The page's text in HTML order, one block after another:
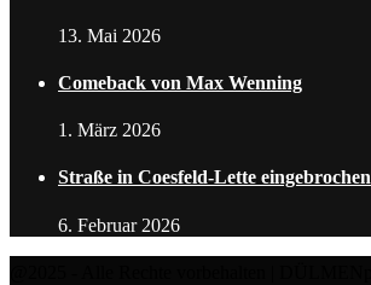
13. Mai 2026
Comeback von Max Wenning
1. März 2026
Straße in Coesfeld-Lette eingebrochen
6. Februar 2026